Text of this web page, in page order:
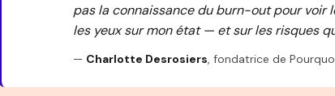
pas la connaissance du burn-out pour voir
les yeux sur mon état — et sur les risques
— Charlotte Desrosiers, fondatrice de